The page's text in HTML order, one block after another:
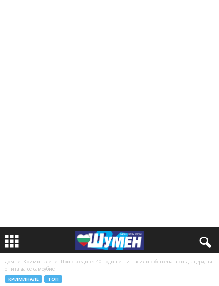
дом Криминале
При съседите: 40-годишен изнасили собствената си дъщеря, тя
опита да се самоубие
КРИМИНАЛЕ ТОП